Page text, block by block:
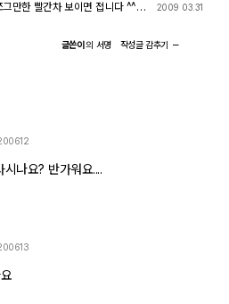
만한 빨간차 보이면 접니다 ^^)
2009 03.31
글쓴이의 서명 작성글감추기
나요? 반가워요....